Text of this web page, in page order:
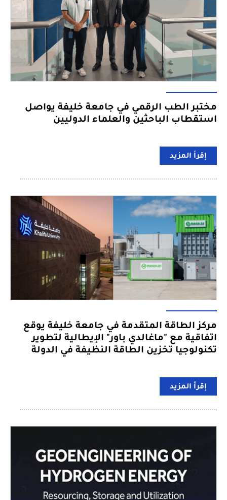
مختبر الطب الرقمي في جامعة خليفة يواصل
استقطاب الباحثين والعلماء الدوليين
إقرأ المزيد
مركز الطاقة المتقدمة في جامعة خليفة يوقع
اتفاقية مع "ماغالدي باور" الإيطالية لتطوير
تكنولوجيا تخزين الطاقة النظيفة في الدولة
إقرأ المزيد